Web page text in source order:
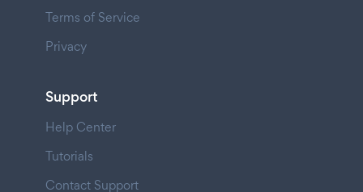
Terms of Service
Privacy
Support
Help Center
Tutorials
Contact Support